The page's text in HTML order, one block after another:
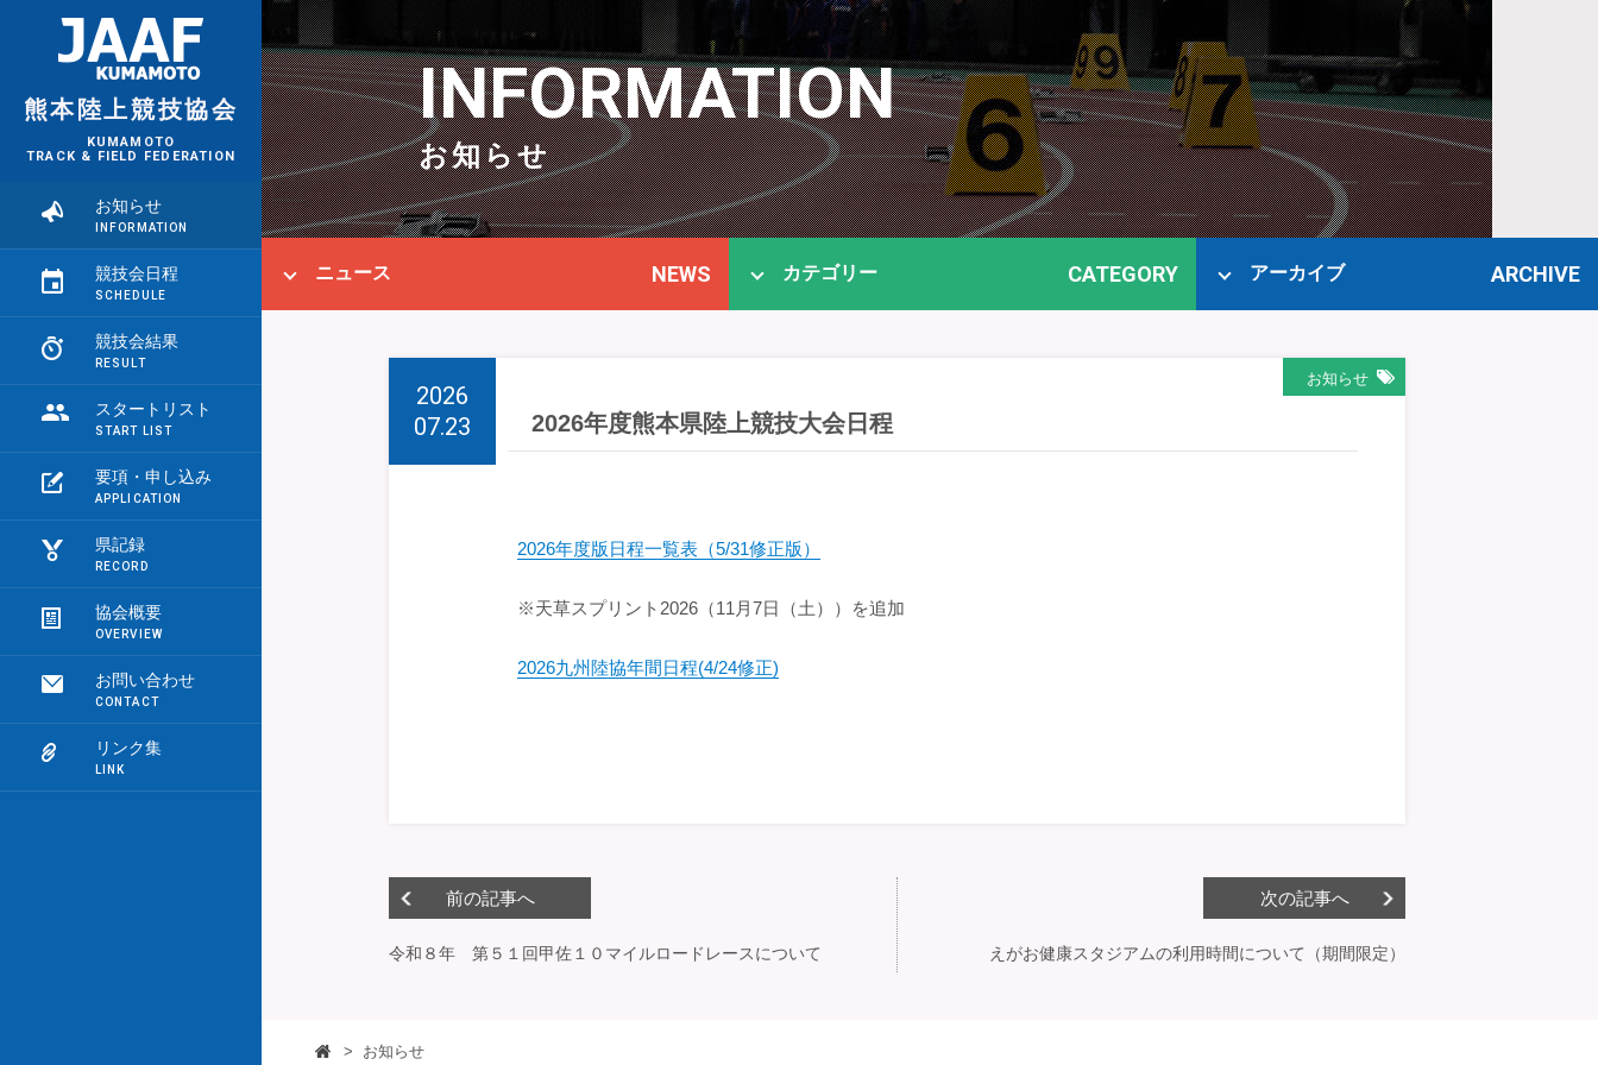
熊本陸上競技協会
KUMAMOTO
TRACK & FIELD FEDERATION
お知らせ
競技会日程
競技会結果
スタートリスト
要項・申し込み
県記録
協会概要
お問い合わせ
リンク集
INFORMATION
お知らせ
2026
07.23
お知らせ
2026年度熊本県陸上競技大会日程
2026年度版日程一覧表（5/31修正版）
※天草スプリント2026（11月7日（土））を追加
2026九州陸協年間日程(4/24修正)
前の記事へ
令和８年 第５１回甲佐１０マイルロードレースについて
次の記事へ
えがお健康スタジアムの利用時間について（期間限定）
ニュース NEWS カテゴリー CATEGORY アーカイブ ARCHIVE
> お知らせ